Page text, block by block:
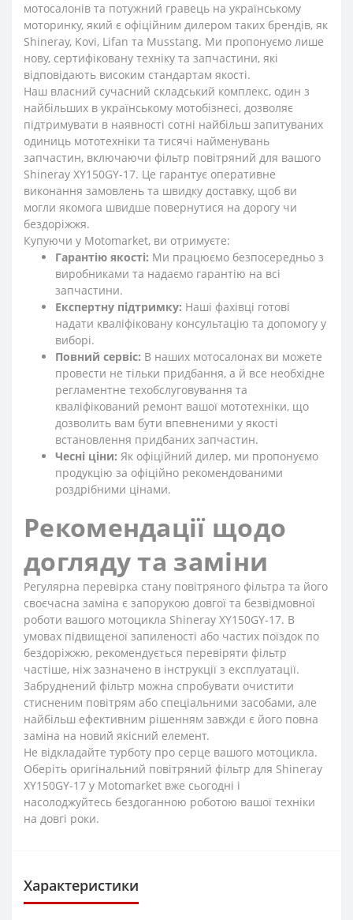
мотосалонів та потужний гравець на українському
моторинку, який є офіційним дилером таких брендів, як
Shineray, Kovi, Lifan та Musstang. Ми пропонуємо лише
нову, сертифіковану техніку та запчастини, які
відповідають високим стандартам якості.
Наш власний сучасний складський комплекс, один з
найбільших в українському мотобізнесі, дозволяє
підтримувати в наявності сотні найбільш запитуваних
одиниць мототехніки та тисячі найменувань
запчастин, включаючи фільтр повітряний для вашого
Shineray XY150GY-17. Це гарантує оперативне
виконання замовлень та швидку доставку, щоб ви
могли якомога швидше повернутися на дорогу чи
бездоріжжя.
Купуючи у Motomarket, ви отримуєте:
Гарантію якості: Ми працюємо безпосередньо з
виробниками та надаємо гарантію на всі
запчастини.
Експертну підтримку: Наші фахівці готові
надати кваліфіковану консультацію та допомогу у
виборі.
Повний сервіс: В наших мотосалонах ви можете
провести не тільки придбання, а й все необхідне
регламентне техобслуговування та
кваліфікований ремонт вашої мототехніки, що
дозволить вам бути впевненими у якості
встановлення придбаних запчастин.
Чесні ціни: Як офіційний дилер, ми пропонуємо
продукцію за офіційно рекомендованими
роздрібними цінами.
Рекомендації щодо
догляду та заміни
Регулярна перевірка стану повітряного фільтра та його
своєчасна заміна є запорукою довгої та безвідмовної
роботи вашого мотоцикла Shineray XY150GY-17. В
умовах підвищеної запиленості або частих поїздок по
бездоріжжю, рекомендується перевіряти фільтр
частіше, ніж зазначено в інструкції з експлуатації.
Забруднений фільтр можна спробувати очистити
стисненим повітрям або спеціальними засобами, але
найбільш ефективним рішенням завжди є його повна
заміна на новий якісний елемент.
Не відкладайте турботу про серце вашого мотоцикла.
Оберіть оригінальний повітряний фільтр для Shineray
XY150GY-17 у Motomarket вже сьогодні і
насолоджуйтесь бездоганною роботою вашої техніки
на довгі роки.
Характеристики